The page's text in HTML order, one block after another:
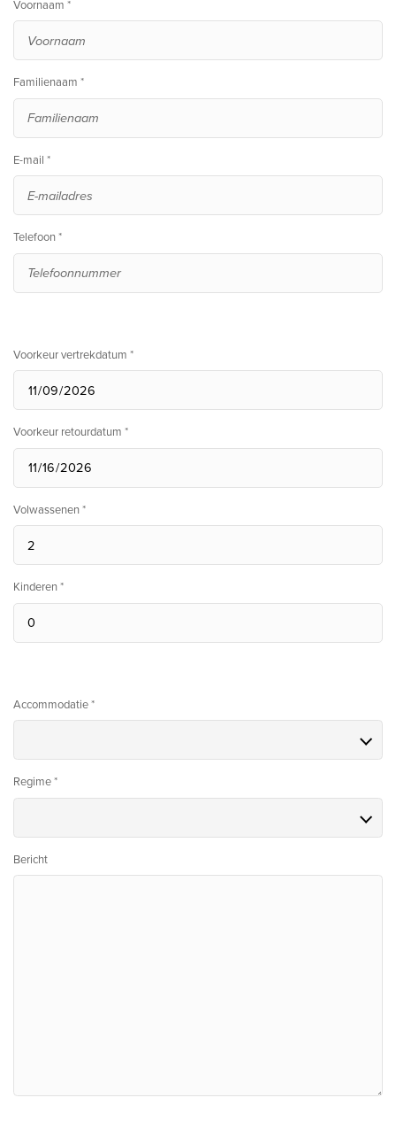
Voornaam *
Familienaam *
E-mail *
Telefoon *
Voorkeur vertrekdatum *
Voorkeur retourdatum *
Volwassenen *
Kinderen *
Accommodatie *
Regime *
Bericht